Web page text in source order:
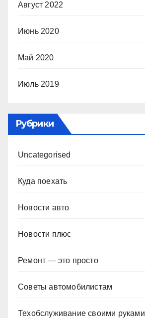
Август 2022
Июнь 2020
Май 2020
Июль 2019
Рубрики
Uncategorised
Куда поехать
Новости авто
Новости плюс
Ремонт — это просто
Советы автомобилистам
Техобслуживание своими руками